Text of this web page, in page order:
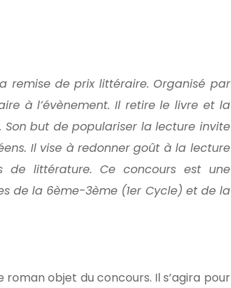
remise de prix littéraire. Organisé par
à l’évènement. Il retire le livre et la
but de populariser la lecture invite
Il vise à redonner goût à la lecture
de littérature. Ce concours est une
de la 6ème-3ème (1er Cycle) et de la
objet du concours. Il s’agira pour